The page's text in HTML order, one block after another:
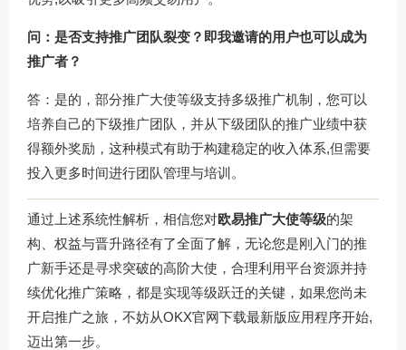
问：是否支持推广团队裂变？即我邀请的用户也可以成为
推广者？
答：是的，部分推广大使等级支持多级推广机制，您可以
培养自己的下级推广团队，并从下级团队的推广业绩中获
得额外奖励，这种模式有助于构建稳定的收入体系,但需要
投入更多时间进行团队管理与培训。
通过上述系统性解析，相信您对欧易推广大使等级的架
构、权益与晋升路径有了全面了解，无论您是刚入门的推
广新手还是寻求突破的高阶大使，合理利用平台资源并持
续优化推广策略，都是实现等级跃迁的关键，如果您尚未
开启推广之旅，不妨从OKX官网下载最新版应用程序开始,
迈出第一步。